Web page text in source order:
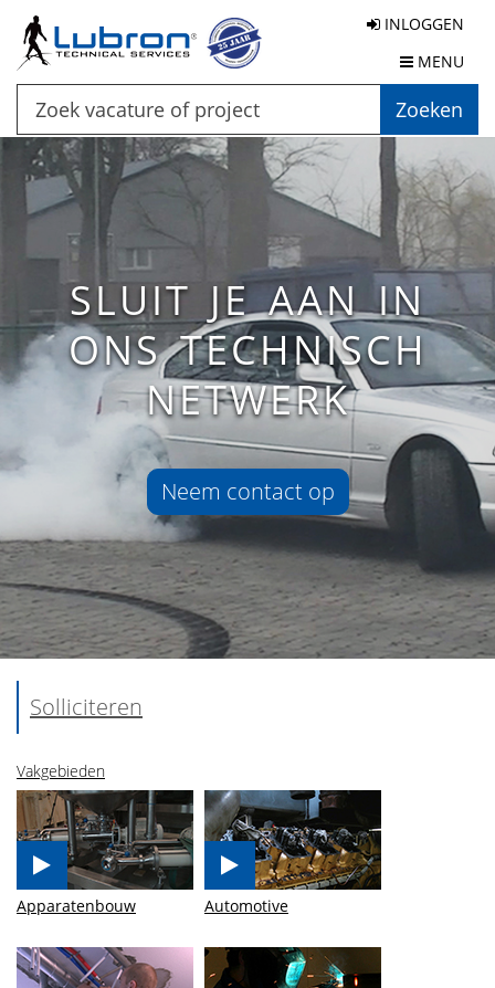
Zoeken
INLOGGEN
MENU
SLUIT JE AAN IN
ONS TECHNISCH
NETWERK
Neem contact op
Solliciteren
Vakgebieden
Apparatenbouw Automotive